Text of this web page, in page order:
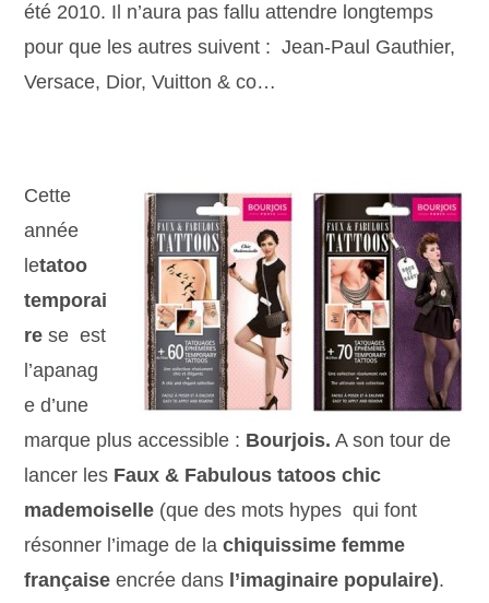
été 2010. Il n’aura pas fallu attendre longtemps
pour que les autres suivent : Jean-Paul Gauthier,
Versace, Dior, Vuitton & co…
Cette
année
letatoo
temporai
re se est
l’apanag
e d’une
marque plus accessible : Bourjois. A son tour de
lancer les Faux & Fabulous tatoos chic
mademoiselle (que des mots hypes qui font
résonner l’image de lachiquissime femme
française encrée dans l’imaginaire populaire).